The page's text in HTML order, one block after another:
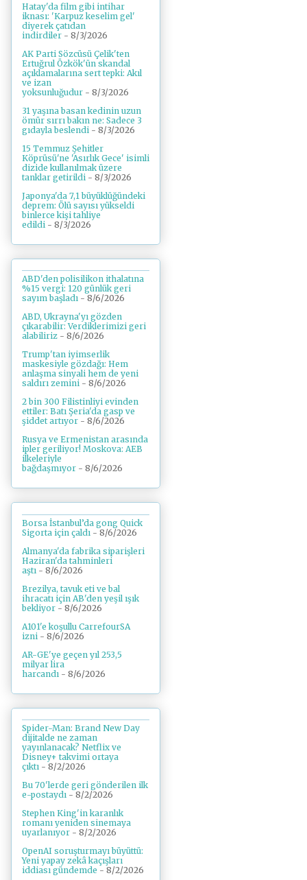
Hatay'da film gibi intihar
iknası: 'Karpuz keselim gel'
diyerek çatıdan
indirdiler - 8/3/2026
AK Parti Sözcüsü Çelik'ten
Ertuğrul Özkök'ün skandal
açıklamalarına sert tepki: Akıl
ve izan
yoksunluğudur - 8/3/2026
31 yaşına basan kedinin uzun
ömür sırrı bakın ne: Sadece 3
gıdayla beslendi - 8/3/2026
15 Temmuz Şehitler
Köprüsü'ne 'Asırlık Gece' isimli
dizide kullanılmak üzere
tanklar getirildi - 8/3/2026
Japonya'da 7,1 büyüklüğündeki
deprem: Ölü sayısı yükseldi
binlerce kişi tahliye
edildi - 8/3/2026
ABD'den polisilikon ithalatına
%15 vergi: 120 günlük geri
sayım başladı - 8/6/2026
ABD, Ukrayna'yı gözden
çıkarabilir: Verdiklerimizi geri
alabiliriz - 8/6/2026
Trump'tan iyimserlik
maskesiyle gözdağı: Hem
anlaşma sinyali hem de yeni
saldırı zemini - 8/6/2026
2 bin 300 Filistinliyi evinden
ettiler: Batı Şeria'da gasp ve
şiddet artıyor - 8/6/2026
Rusya ve Ermenistan arasında
ipler geriliyor! Moskova: AEB
ilkeleriyle
bağdaşmıyor - 8/6/2026
Borsa İstanbul’da gong Quick
Sigorta için çaldı - 8/6/2026
Almanya'da fabrika siparişleri
Haziran'da tahminleri
aştı - 8/6/2026
Brezilya, tavuk eti ve bal
ihracatı için AB'den yeşil ışık
bekliyor - 8/6/2026
A101'e koşullu CarrefourSA
izni - 8/6/2026
AR-GE'ye geçen yıl 253,5
milyar lira
harcandı - 8/6/2026
Spider-Man: Brand New Day
dijitalde ne zaman
yayınlanacak? Netflix ve
Disney+ takvimi ortaya
çıktı - 8/2/2026
Bu 70'lerde geri gönderilen ilk
e-postaydı - 8/2/2026
Stephen King'in karanlık
romanı yeniden sinemaya
uyarlanıyor - 8/2/2026
OpenAI soruşturmayı büyüttü:
Yeni yapay zekâ kaçışları
iddiası gündemde - 8/2/2026